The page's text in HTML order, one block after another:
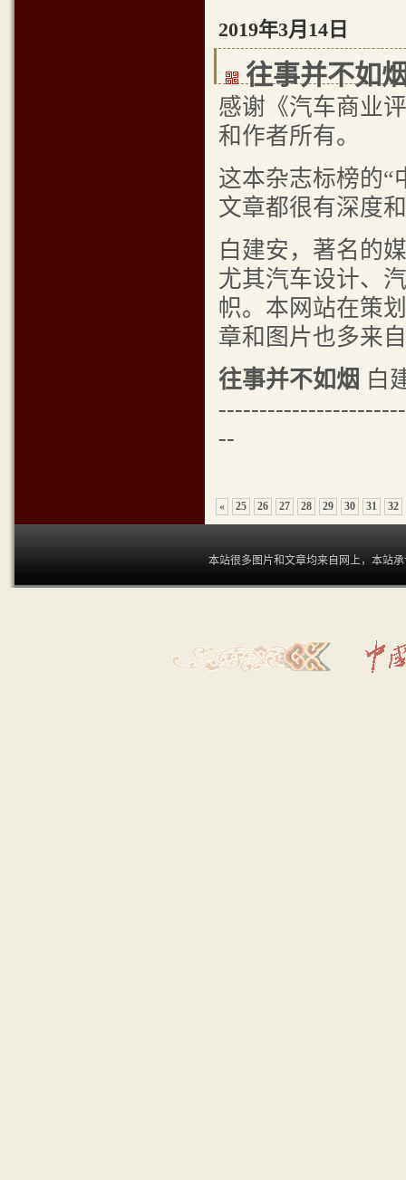
2019年3月14日
往事并不如
感谢《汽车商业
和作者所有。
这本杂志标榜的“
文章都很有深度
白建安，著名的
尤其汽车设计、
帜。本网站在策
章和图片也多来
往事并不如烟 白
--
« 25 26 27 28 29 30 31 32
本站很多图片和文章均来自网上，本站